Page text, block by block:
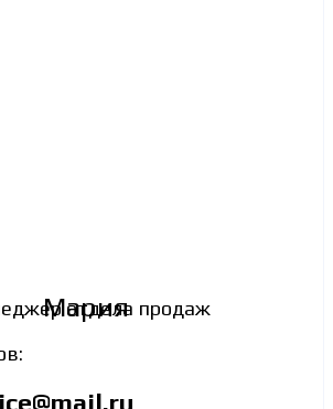
Мария
отдела продаж